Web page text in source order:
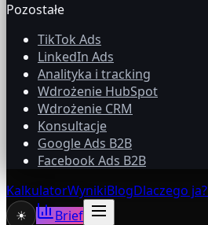
Pozostałe
TikTok Ads
LinkedIn Ads
Analityka i tracking
Wdrożenie HubSpot
Wdrożenie CRM
Konsultacje
Google Ads B2B
Facebook Ads B2B
KalkulatorWynikiBlogDlaczego ja?
☀
Brief